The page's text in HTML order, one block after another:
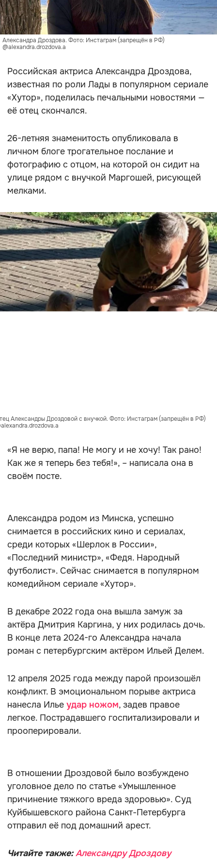
Александра Дроздова. Фото: Инстаграм (запрещён в РФ)
@alexandra.drozdova.a
Российская актриса Александра Дроздова,
известная по роли Лады в популярном сериале
«Хутор», поделилась печальными новостями —
её отец скончался.
26-летняя знаменитость опубликовала в
личном блоге трогательное послание и
фотографию с отцом, на которой он сидит на
улице рядом с внучкой Маргошей, рисующей
мелками.
Александры Дроздовой с внучкой. Фото: Инстаграм (запрещён в РФ)
«Я не верю, папа! Не могу и не хочу! Так рано!
Как же я теперь без тебя!», – написала она в
своём посте.
Александра родом из Минска, успешно
снимается в российских кино и сериалах,
среди которых «Шерлок в России»,
«Последний министр», «Федя. Народный
футболист». Сейчас снимается в популярном
комедийном сериале «Хутор».
В декабре 2022 года она вышла замуж за
актёра Дмитрия Каргина, у них родилась дочь.
В конце лета 2024-го Александра начала
роман с петербургским актёром Ильей Делем.
12 апреля 2025 года между парой произошёл
конфликт. В эмоциональном порыве актриса
нанесла Илье удар ножом, задев правое
легкое. Пострадавшего госпитализировали и
прооперировали.
В отношении Дроздовой было возбуждено
уголовное дело по статье «Умышленное
причинение тяжкого вреда здоровью». Суд
Куйбышевского района Санкт-Петербурга
отправил её под домашний арест.
Читайте также:Александру Дроздову